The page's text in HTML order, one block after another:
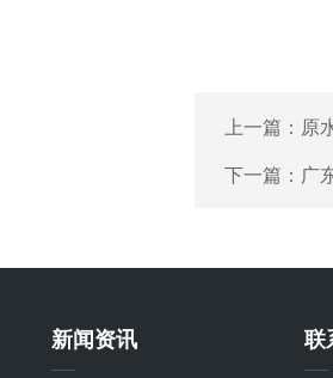
上一篇： 原
下一篇： 广
新闻资讯 联